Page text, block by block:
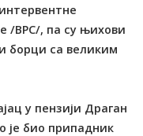
/ВРС/, па су њихови
борци са великим
у пензији Драган
је био припадник